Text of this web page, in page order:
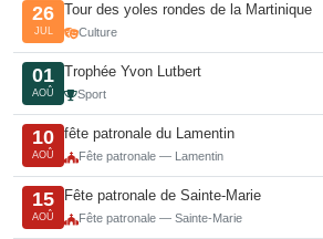
26
JUL
Tour des yoles rondes de la Martinique
Culture
01
AOÛ
Trophée Yvon Lutbert
Sport
10
AOÛ
fête patronale du Lamentin
Fête patronale — Lamentin
15
AOÛ
Fête patronale de Sainte-Marie
Fête patronale — Sainte-Marie